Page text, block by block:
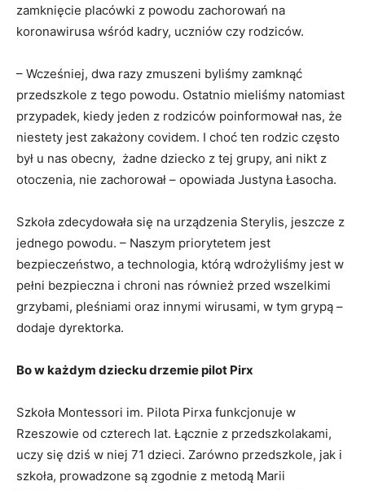
zamknięcie placówki z powodu zachorowań na
koronawirusa wśród kadry, uczniów czy rodziców.
– Wcześniej, dwa razy zmuszeni byliśmy zamknąć
przedszkole z tego powodu. Ostatnio mieliśmy natomiast
przypadek, kiedy jeden z rodziców poinformował nas, że
niestety jest zakażony covidem. I choć ten rodzic często
był u nas obecny, żadne dziecko z tej grupy, ani nikt z
otoczenia, nie zachorował – opowiada Justyna Łasocha.
Szkoła zdecydowała się na urządzenia Sterylis, jeszcze z
jednego powodu. – Naszym priorytetem jest
bezpieczeństwo, a technologia, którą wdrożyliśmy jest w
pełni bezpieczna i chroni nas również przed wszelkimi
grzybami, pleśniami oraz innymi wirusami, w tym grypą –
dodaje dyrektorka.
Bo w każdym dziecku drzemie pilot Pirx
Szkoła Montessori im. Pilota Pirxa funkcjonuje w
Rzeszowie od czterech lat. Łącznie z przedszkolakami,
uczy się dziś w niej 71 dzieci. Zarówno przedszkole, jak i
szkoła, prowadzone są zgodnie z metodą Marii